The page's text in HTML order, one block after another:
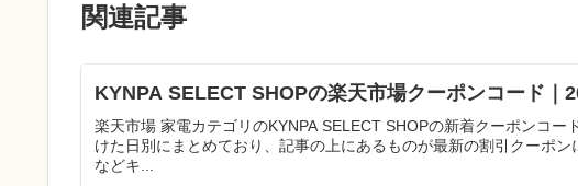
関連記事
KYNPA SELECT SHOPの楽天市場クーポンコード｜
楽天市場 家電カテゴリのKYNPA SELECT SHOPの新着クーポンコ
けた日別にまとめており、記事の上にあるものが最新の割引クーポ
などキ...